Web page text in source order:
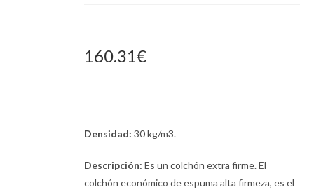
160.31€
Densidad: 30 kg/m3.
Descripción: Es un colchón extra firme. El
colchón económico de espuma alta firmeza, es el